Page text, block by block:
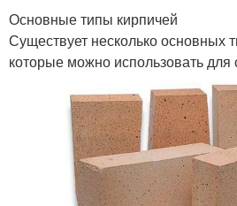
Основные типы кирпичей
Существует несколько основных
которые можно использовать для